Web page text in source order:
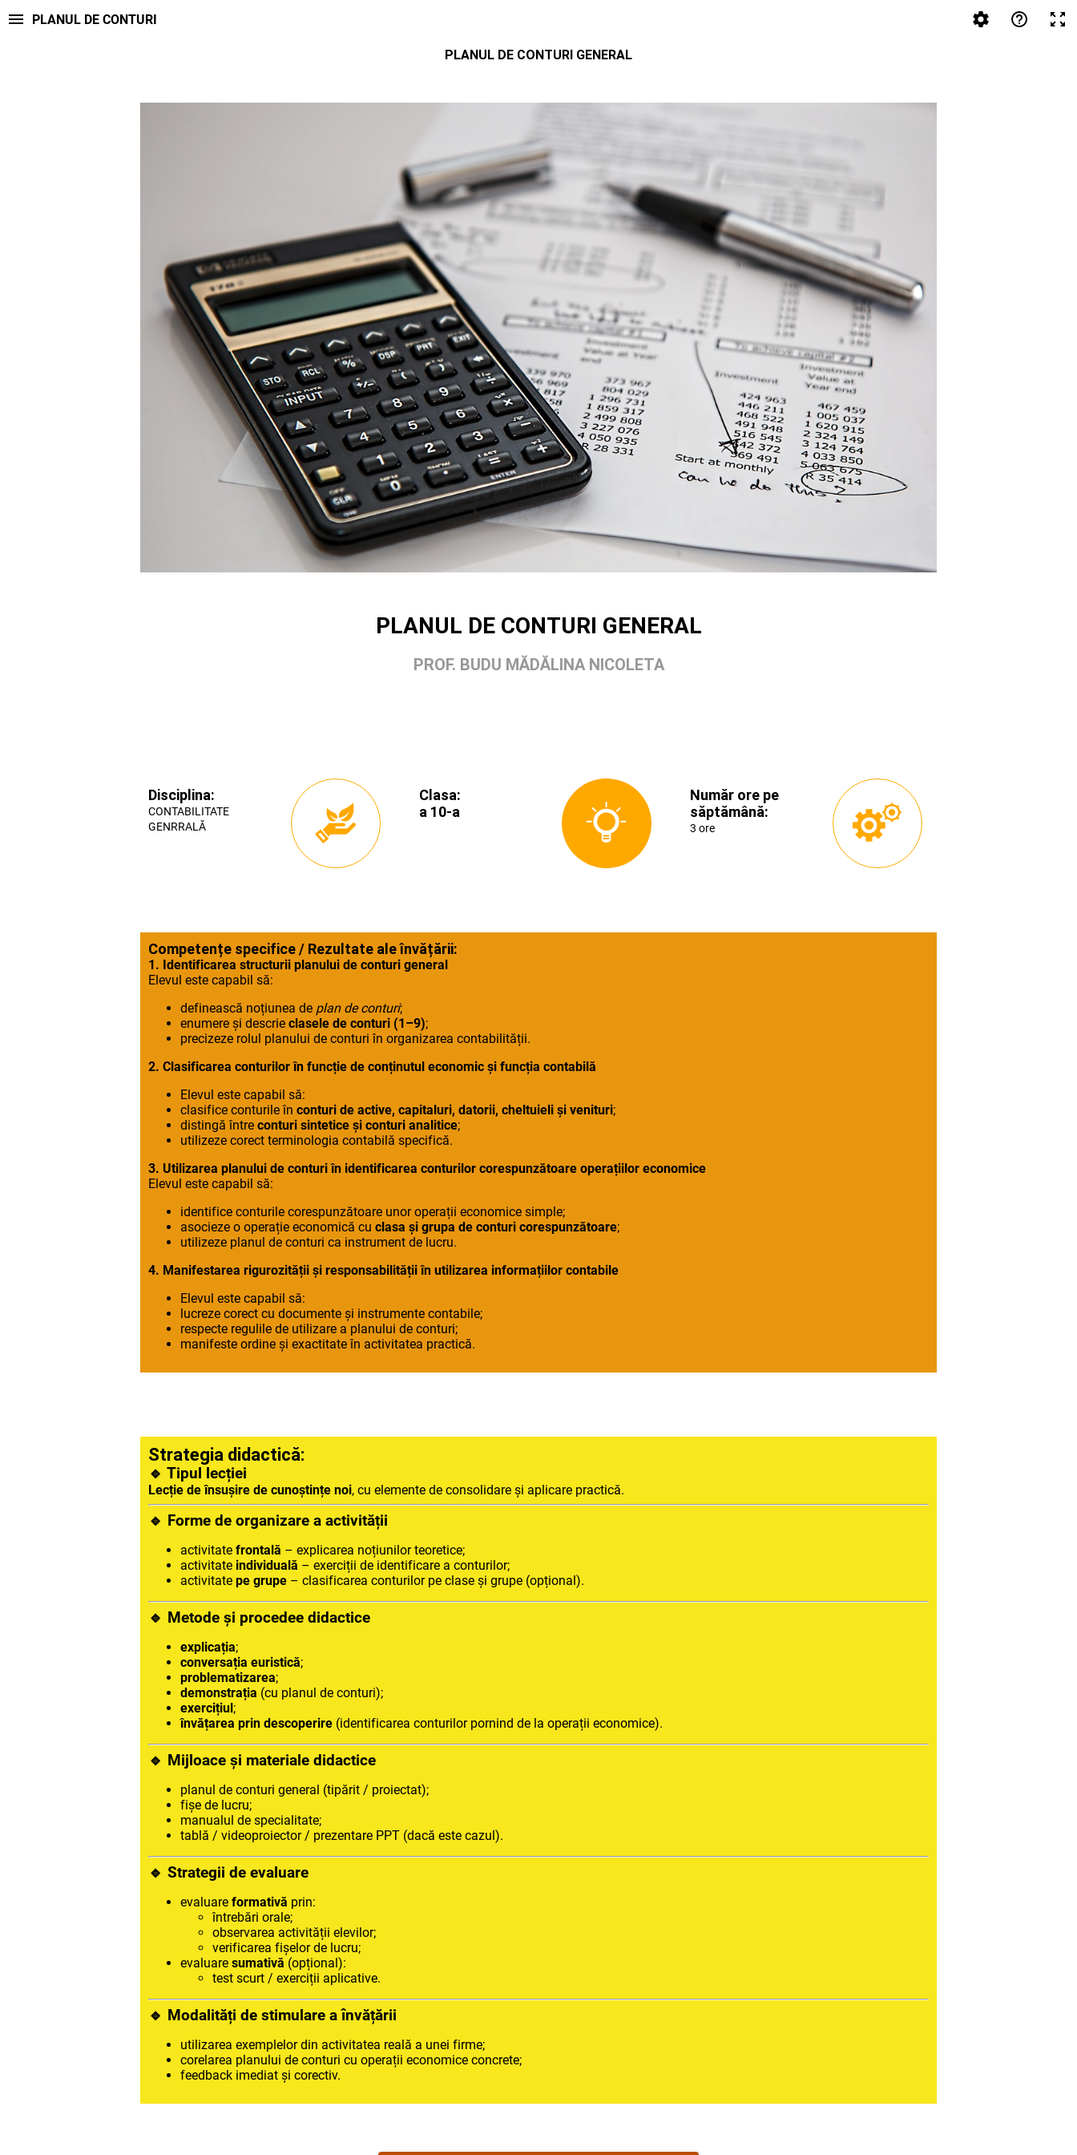
PLANUL DE CONTURI
PLANUL DE CONTURI GENERAL
PLANUL DE CONTURI GENERAL
PROF. BUDU MĂDĂLINA NICOLETA
Disciplina:
CONTABILITATE
GENRRALĂ
Clasa:
a 10-a
Număr ore pe
săptămână:
3 ore
Competențe specifice / Rezultate ale învățării:
1. Identificarea structurii planului de conturi general
Elevul este capabil să:
definească noțiunea de plan de conturi;
enumere și descrie clasele de conturi (1–9);
precizeze rolul planului de conturi în organizarea contabilității.
2. Clasificarea conturilor în funcție de conținutul economic și funcția contabilă
Elevul este capabil să:
clasifice conturile în conturi de active, capitaluri, datorii, cheltuieli și venituri;
distingă între conturi sintetice și conturi analitice;
utilizeze corect terminologia contabilă specifică.
3. Utilizarea planului de conturi în identificarea conturilor corespunzătoare operațiilor economice
Elevul este capabil să:
identifice conturile corespunzătoare unor operații economice simple;
asocieze o operație economică cu clasa și grupa de conturi corespunzătoare;
utilizeze planul de conturi ca instrument de lucru.
4. Manifestarea rigurozității și responsabilității în utilizarea informațiilor contabile
Elevul este capabil să:
lucreze corect cu documente și instrumente contabile;
respecte regulile de utilizare a planului de conturi;
manifeste ordine și exactitate în activitatea practică.
Strategia didactică:
🔹 Tipul lecției
Lecție de însușire de cunoștințe noi, cu elemente de consolidare și aplicare practică.
🔹 Forme de organizare a activității
activitate frontală – explicarea noțiunilor teoretice;
activitate individuală – exerciții de identificare a conturilor;
activitate pe grupe – clasificarea conturilor pe clase și grupe (opțional).
🔹 Metode și procedee didactice
explicația;
conversația euristică;
problematizarea;
demonstrația (cu planul de conturi);
exercițiul;
învățarea prin descoperire (identificarea conturilor pornind de la operații economice).
🔹 Mijloace și materiale didactice
planul de conturi general (tipărit / proiectat);
fișe de lucru;
manualul de specialitate;
tablă / videoproiector / prezentare PPT (dacă este cazul).
🔹 Strategii de evaluare
evaluare formativă prin:
întrebări orale;
observarea activității elevilor;
verificarea fișelor de lucru;
evaluare sumativă (opțional):
test scurt / exerciții aplicative.
🔹 Modalități de stimulare a învățării
utilizarea exemplelor din activitatea reală a unei firme;
corelarea planului de conturi cu operații economice concrete;
feedback imediat și corectiv.